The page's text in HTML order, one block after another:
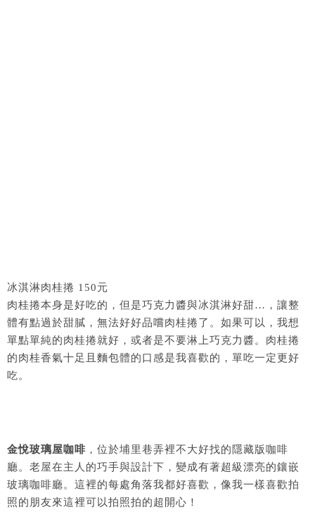
冰淇淋肉桂捲 150元
肉桂捲本身是好吃的，但是巧克力醬與冰淇淋好甜…，讓整
體有點過於甜膩，無法好好品嚐肉桂捲了。如果可以，我想
單點單純的肉桂捲就好，或者是不要淋上巧克力醬。肉桂捲
的肉桂香氣十足且麵包體的口感是我喜歡的，單吃一定更好
吃。
金悅玻璃屋咖啡 ，位於埔里巷弄裡不大好找的隱藏版咖啡
廳。老屋在主人的巧手與設計下，變成有著超級漂亮的鑲嵌
玻璃咖啡廳。這裡的每處角落我都好喜歡，像我一樣喜歡拍
照的朋友來這裡可以拍照拍的超開心！